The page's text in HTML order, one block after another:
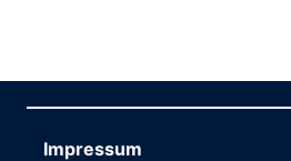
Impressum